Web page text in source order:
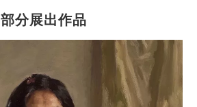
部分展出作品